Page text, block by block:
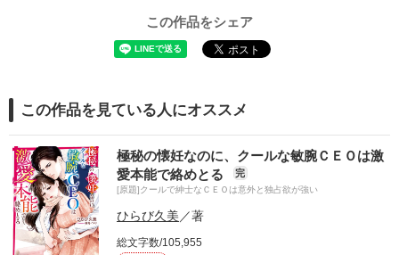
この作品をシェア
この作品を見ている人にオススメ
極秘の懐妊なのに、クールな敏腕ＣＥＯは激
愛本能で絡めとる
完
[原題]クールで紳士なＣＥＯは意外と独占欲が強い
ひらび久美 ／著
総文字数/105,955